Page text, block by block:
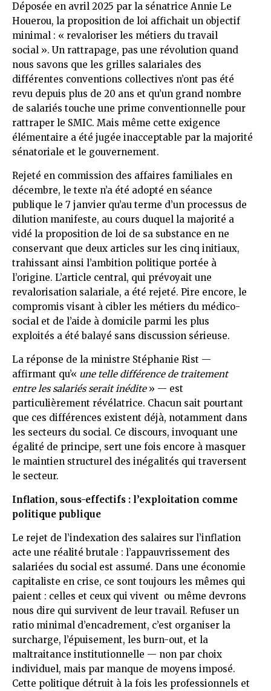
Déposée en avril 2025 par la sénatrice Annie Le
Houerou, la proposition de loi affichait un objectif
minimal : « revaloriser les métiers du travail
social ». Un rattrapage, pas une révolution quand
nous savons que les grilles salariales des
différentes conventions collectives n’ont pas été
revu depuis plus de 20 ans et qu’un grand nombre
de salariés touche une prime conventionnelle pour
rattraper le SMIC. Mais même cette exigence
élémentaire a été jugée inacceptable par la majorité
sénatoriale et le gouvernement.
Rejeté en commission des affaires familiales en
décembre, le texte n’a été adopté en séance
publique le 7 janvier qu’au terme d’un processus de
dilution manifeste, au cours duquel la majorité a
vidé la proposition de loi de sa substance en ne
conservant que deux articles sur les cinq initiaux,
trahissant ainsi l’ambition politique portée à
l’origine. L’article central, qui prévoyait une
revalorisation salariale, a été rejeté. Pire encore, le
compromis visant à cibler les métiers du médico-
social et de l’aide à domicile parmi les plus
exploités a été balayé sans discussion sérieuse.
La réponse de la ministre Stéphanie Rist —
affirmant qu’« une telle différence de traitement
entre les salariés serait inédite» — est
particulièrement révélatrice. Chacun sait pourtant
que ces différences existent déjà, notamment dans
les secteurs du social. Ce discours, invoquant une
égalité de principe, sert une fois encore à masquer
le maintien structurel des inégalités qui traversent
le secteur.
Inflation, sous-effectifs : l’exploitation comme
politique publique
Le rejet de l’indexation des salaires sur l’inflation
acte une réalité brutale : l’appauvrissement des
salariées du social est assumé. Dans une économie
capitaliste en crise, ce sont toujours les mêmes qui
paient : celles et ceux qui vivent ou même devrons
nous dire qui survivent de leur travail. Refuser un
ratio minimal d’encadrement, c’est organiser la
surcharge, l’épuisement, les burn-out, et la
maltraitance institutionnelle — non par choix
individuel, mais par manque de moyens imposé.
Cette politique détruit à la fois les professionnels et